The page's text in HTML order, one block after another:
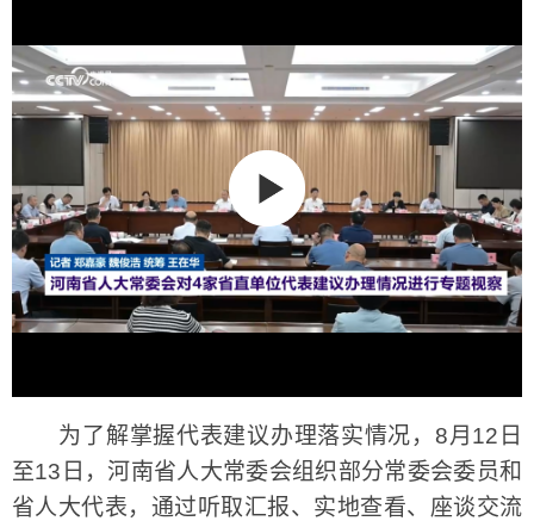
为了解掌握代表建议办理落实情况，8月12日
至13日，河南省人大常委会组织部分常委会委员和
省人大代表，通过听取汇报、实地查看、座谈交流